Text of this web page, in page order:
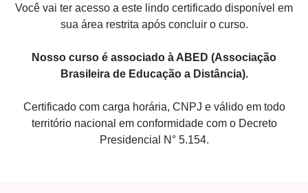
Você vai ter acesso a este lindo certificado disponível em
sua área restrita após concluir o curso.
Nosso curso é associado à ABED (Associação
Brasileira de Educação a Distância).
Certificado com carga horária, CNPJ e válido em todo
território nacional em conformidade com o Decreto
Presidencial N° 5.154.